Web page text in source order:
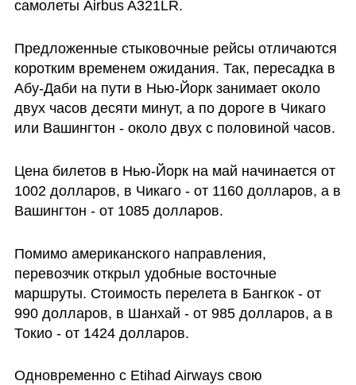
самолеты Airbus A321LR.
Предложенные стыковочные рейсы отличаются
коротким временем ожидания. Так, пересадка в
Абу-Даби на пути в Нью-Йорк занимает около
двух часов десяти минут, а по дороге в Чикаго
или Вашингтон - около двух с половиной часов.
Цена билетов в Нью-Йорк на май начинается от
1002 долларов, в Чикаго - от 1160 долларов, а в
Вашингтон - от 1085 долларов.
Помимо американского направления,
перевозчик открыл удобные восточные
маршруты. Стоимость перелета в Бангкок - от
990 долларов, в Шанхай - от 985 долларов, а в
Токио - от 1424 долларов.
Одновременно с Etihad Airways свою